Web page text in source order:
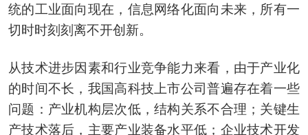
统的工业面向现在，信息网络化面向未来，所有一
切时时刻刻离不开创新。
从技术进步因素和行业竞争能力来看，由于产业化
的时间不长，我国高科技上市公司普遍存在着一些
问题：产业机构层次低，结构关系不合理；关键生
产技术落后，主要产业装备水平低；企业技术开发